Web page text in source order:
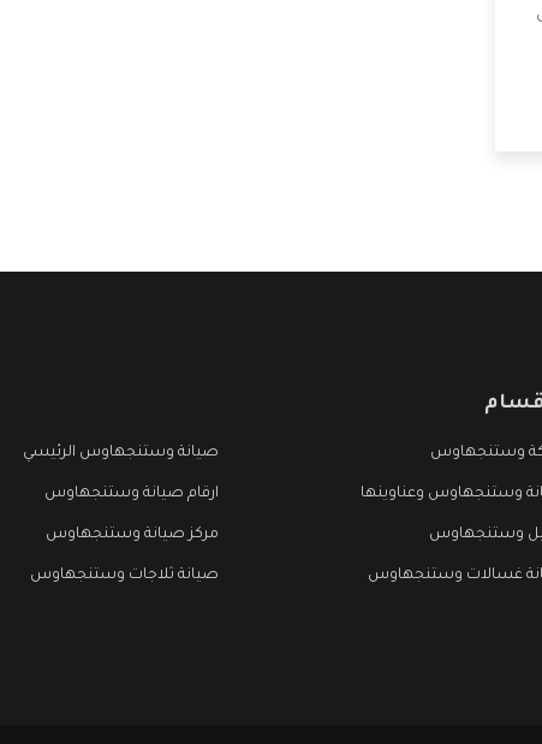
وستنجهاوس صيانة وستنجهاوس الرئيسي
وستنجهاوس وعناوينها ارقام صيانة وستنجهاوس
وستنجهاوس مركز صيانة وستنجهاوس
غسالات وستنجهاوس صيانة ثلاجات وستنجهاوس